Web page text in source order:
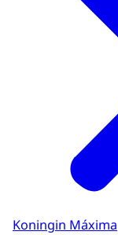
Koningin Máxima